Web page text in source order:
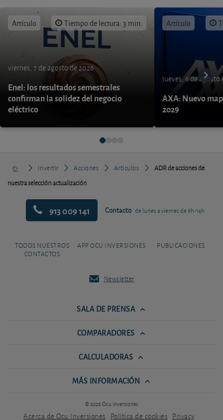
Artículo Tiempo de lectura: 3 min.
viernes, 7 de agosto de 2026
Enel: los resultados semestrales
confirman la solidez del negocio
eléctrico
Artículo
jueves, 6 de agosto
AXA: Nuevo
2029
Invertir Acciones Artículos
ADR de acciones de
nuestra selección:actualización
913 009 141 Contacto de lunes a viernes de 9h-14h
TODOS NUESTROS
CONTACTOS
APP OCU INVERSIONES PUBLICACIONES
Newsletter
SALA DE PRENSA
COMPARADORES
CALCULADORAS
MÁS INFORMACIÓN
© 2026 Ocu Inversiones
Acerca de Ocu Inversiones Política de cookies Privacy